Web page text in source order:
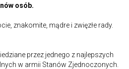
osób.
znakomite, mądre i zwięzłe rady.
przez jednego z najlepszych
w armii Stanów Zjednoczonych.